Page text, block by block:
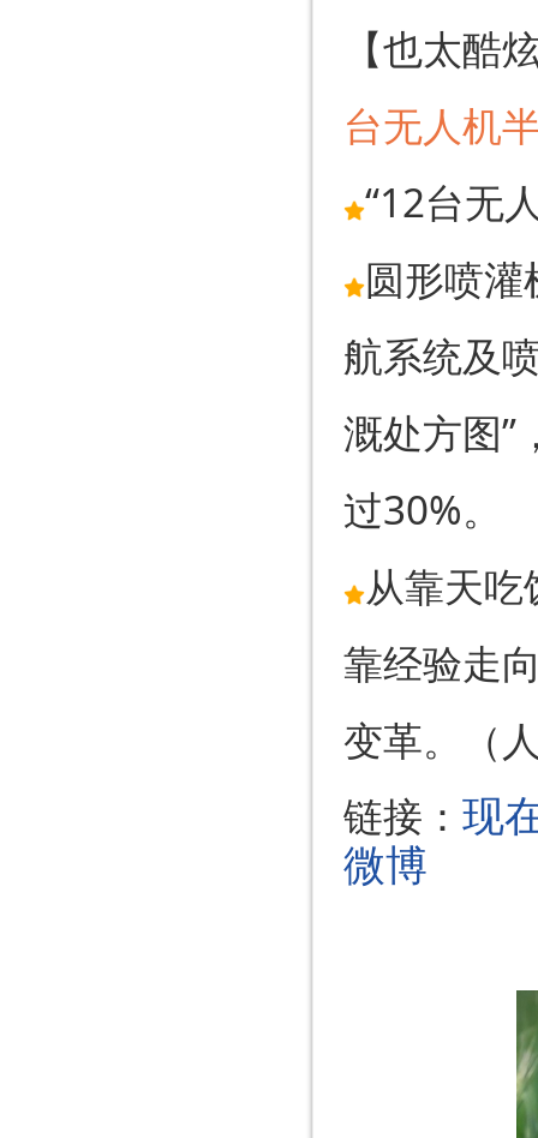
【也太酷
台无人机
“12台无
圆形喷
航系统及
溉处方图”
过30%。
从靠天
靠经验走
变革。（
链接： 现
微博